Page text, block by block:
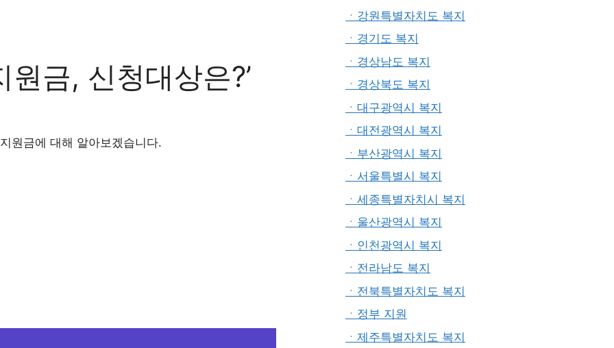
원금, 신청대상은?’
원금에 대해 알아보겠습니다.
ㆍ강원특별자치도 복지
ㆍ경기도 복지
ㆍ경상남도 복지
ㆍ경상북도 복지
ㆍ대구광역시 복지
ㆍ대전광역시 복지
ㆍ부산광역시 복지
ㆍ서울특별시 복지
ㆍ세종특별자치시 복지
ㆍ울산광역시 복지
ㆍ인천광역시 복지
ㆍ전라남도 복지
ㆍ전북특별자치도 복지
ㆍ정부 지원
ㆍ제주특별자치도 복지